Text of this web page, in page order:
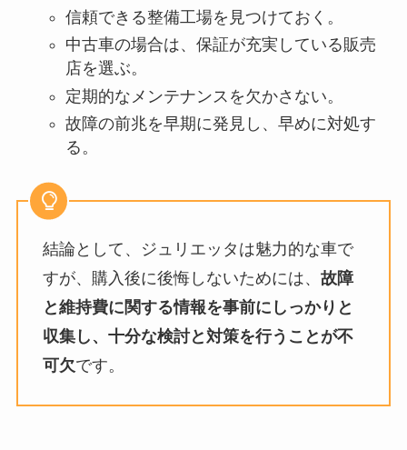
信頼できる整備工場を見つけておく。
中古車の場合は、保証が充実している販売
店を選ぶ。
定期的なメンテナンスを欠かさない。
故障の前兆を早期に発見し、早めに対処す
る。
結論として、ジュリエッタは魅力的な車で
すが、購入後に後悔しないためには、 故障
と維持費に関する情報を事前にしっかりと
収集し、十分な検討と対策を行うことが不
可欠です。